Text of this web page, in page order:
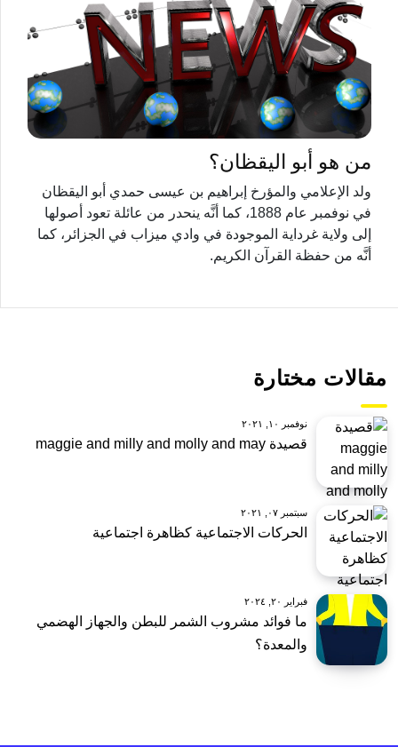
من هو أبو اليقظان؟
ولد الإعلامي والمؤرخ إبراهيم بن عيسى حمدي أبو اليقظان
في نوفمبر عام 1888، كما أنَّه ينحدر من عائلة تعود أصولها
إلى ولاية غرداية الموجودة في وادي ميزاب في الجزائر، كما
أنَّه من حفظة القرآن الكريم.
مقالات مختارة
نوفمبر ١٠, ٢٠٢١
قصيدة maggie and milly and molly and may
سبتمبر ٠٧, ٢٠٢١
الحركات الاجتماعية كظاهرة اجتماعية
فبراير ٢٠, ٢٠٢٤
ما فوائد مشروب الشمر للبطن والجهاز الهضمي
والمعدة؟